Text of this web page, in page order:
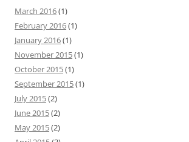
h
f
o
r
:
March 2016(1)
February 2016(1)
January 2016(1)
November 2015(1)
October 2015(1)
September 2015(1)
July 2015(2)
June 2015(2)
May 2015(2)